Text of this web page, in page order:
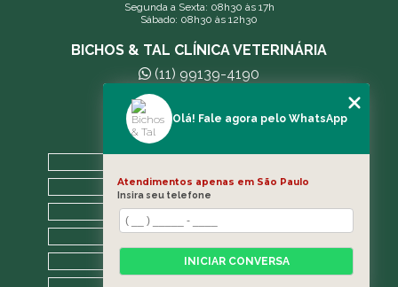
Segunda a Sexta: 08h30 às 17h
Sábado: 08h30 às 12h30
BICHOS & TAL CLÍNICA VETERINÁRIA
(11) 99139-4190
andreleecitti5@gmail.com
A CLÍNICA
BLOG
CONTATO
CATEGORIAS
Olá! Fale agora pelo WhatsApp
Atendimentos apenas em São Paulo
Insira seu telefone
INICIAR CONVERSA